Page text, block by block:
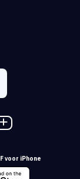
voor iPhone